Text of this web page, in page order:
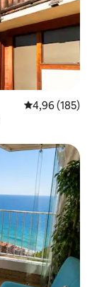
4,96 de uma
4,96 (185)